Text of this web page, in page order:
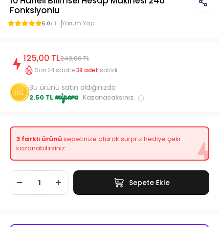
Fonksiyonlu
5.0/ 1 Yorum Yap
125,00 TL240,00 TL
Son 24 saatte38 adet satıldı.
Bu ürünü satın aldığınızda
2.50 TL mipara Kazanacaksınız.
3 farklı ürünüsepetinize atarak sürpriz hediye çeki
kazanabilirsiniz.
Sepete Ekle